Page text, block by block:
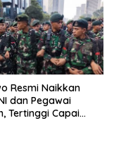
Resmi Naikkan
dan Pegawai
Tertinggi Capai